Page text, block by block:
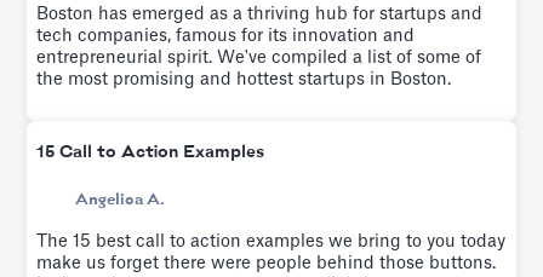
Boston has emerged as a thriving hub for startups and
tech companies, famous for its innovation and
entrepreneurial spirit. We've compiled a list of some of
the most promising and hottest startups in Boston.
15 Call to Action Examples
Angelica A.
The 15 best call to action examples we bring to you today
make us forget there were people behind those buttons.